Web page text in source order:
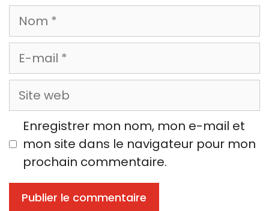
Nom
E-
mail
Site
web
Enregistrer mon nom, mon e-mail et
mon site dans le navigateur pour mon
prochain commentaire.